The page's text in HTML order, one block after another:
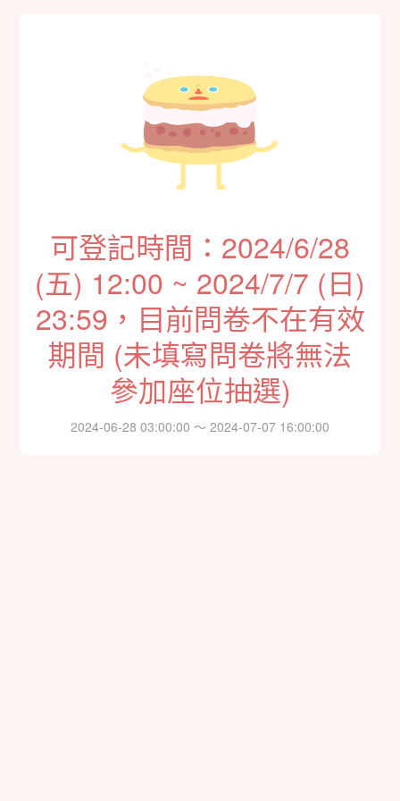
可登記時間：2024/6/28
(五) 12:00 ~ 2024/7/7 (日)
23:59，目前問卷不在有效
期間 (未填寫問卷將無法
參加座位抽選)
2024-06-28 03:00:00 ～ 2024-07-07 16:00:00